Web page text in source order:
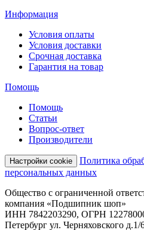
Информация
Условия оплаты
Условия доставки
Срочная доставка
Гарантия на товар
Помощь
Помощь
Статьи
Вопрос-ответ
Производители
Настройки cookie
Политика
персональных данных
Общество с ограниченной
компания «Подшипник шоп»
ИНН 7842203290, ОГРН
Петербург ул. Черняховского